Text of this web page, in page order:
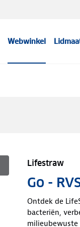
Webwinkel
Lifestraw
Go -
Ontdek de
bacteriën,